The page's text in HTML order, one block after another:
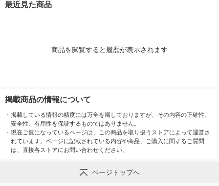
最近見た商品
商品を閲覧すると履歴が表示されます
掲載商品の情報について
・ 掲載している情報の精度には万全を期しておりますが、その内容の正確性、
安全性、有用性を保証するものではありません。
・ 現在ご覧になっているページは、この商品を取り扱うストアによって運営さ
れています。ページに記載されている内容や商品、ご購入に関するご質問
は、直接各ストアにお問い合わせください。
ページトップへ